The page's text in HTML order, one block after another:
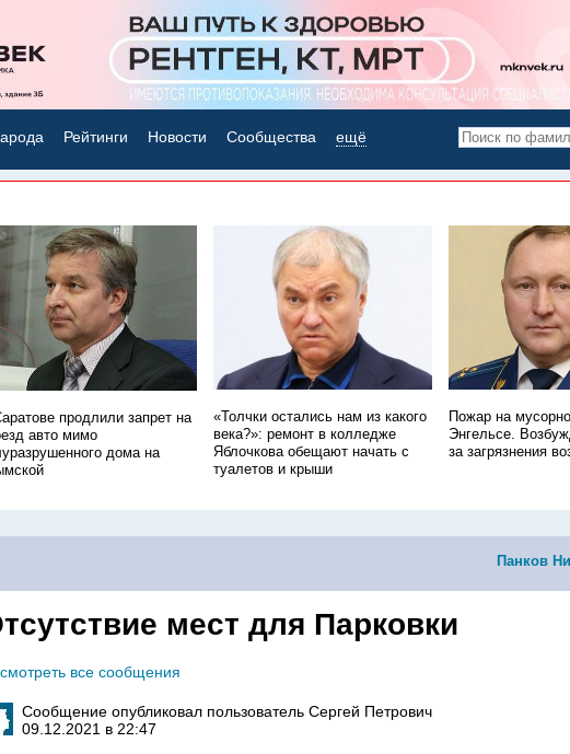
Рейтинги Новости Сообщества ещё
продлили запрет на
авто мимо
дома на
«Толчки остались нам из какого
века?»: ремонт в колледже
Яблочкова обещают начать с
туалетов и крыши
Пожар на
Энгельсе.
за загрязнения
Панков
мест для Парковки
все сообщения
Сообщение опубликовал пользователь Сергей Петрович
09.12.2021 в 22:47